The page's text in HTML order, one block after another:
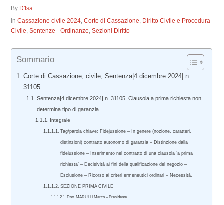
By D'Isa
InCassazione civile 2024,Corte di Cassazione, Diritto Civile e Procedura
Civile,Sentenze - Ordinanze,Sezioni Diritto
Sommario
Corte di Cassazione, civile, Sentenza|4 dicembre 2024| n.
31105.
Sentenza|4 dicembre 2024| n. 31105. Clausola a prima richiesta non
determina tipo di garanzia
Integrale
Tag/parola chiave: Fidejussione – In genere (nozione, caratteri,
distinzioni) contratto autonomo di garanzia – Distinzione dalla
fideiussione – Inserimento nel contratto di una clausola ‘a prima
richiesta’ – Decisività ai fini della qualificazione del negozio –
Esclusione – Ricorso ai criteri ermeneutici ordinari – Necessità.
SEZIONE PRIMA CIVILE
Dott. MARULLI Marco – Presidente